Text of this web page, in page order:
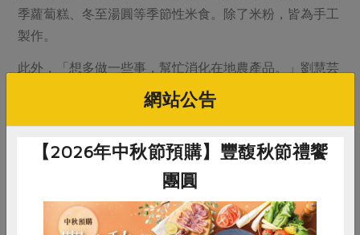
季蘿蔔糕、冬至湯圓等季節性米食。除了米粉，皆為手工
製作。
此外，「想多做一些事，幫忙消化在地農產品。」劉慧芸
曾在蔬果集貨場看到行政院農業委員會農糧署的公文，要
農友把菜打掉以防菜價崩盤，相當心痛：「雖然這也不能
掉。」體認到一般通路多是將本求利，利潤好、賣得好的
繼續賣，賣不好的就下架，認同主婦聯盟合作社陪伴生產
網站公告
【2026年中秋節預購】豐馥秋節禮饗
團圓